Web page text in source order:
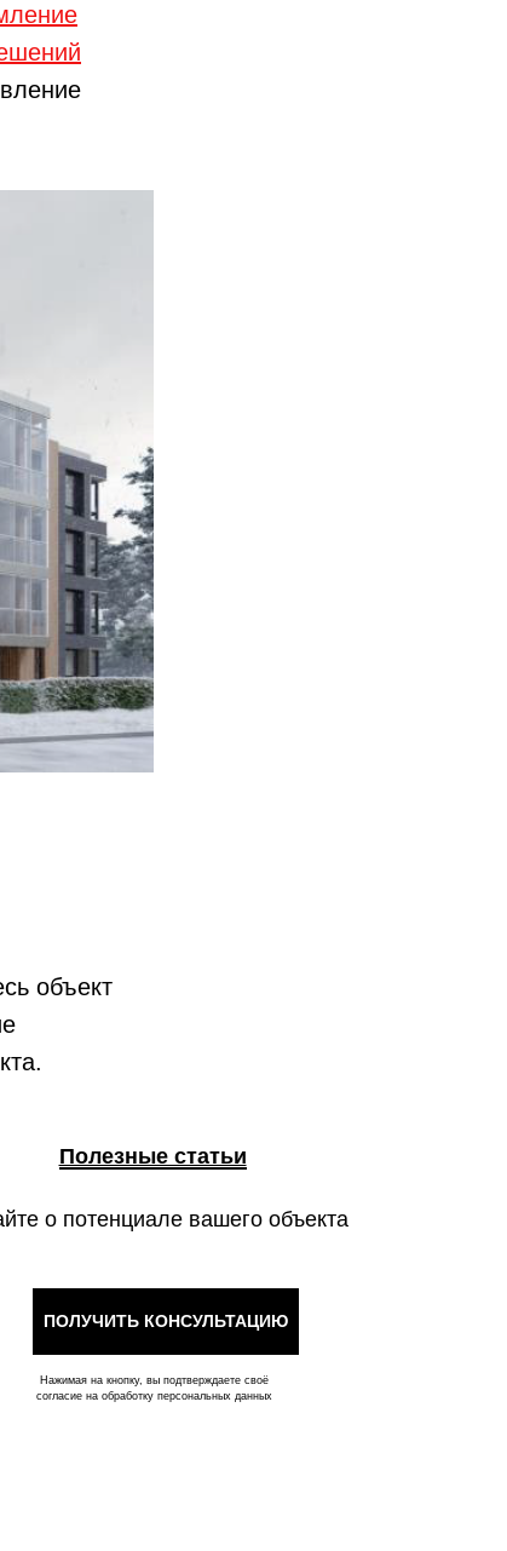
объект
о потенциале вашего объекта
ПОЛУЧИТЬ КОНСУЛЬТАЦИЮ
Нажимая на кнопку, вы подтверждаете своё
согласие на обработку персональных данных
Полезные статьи